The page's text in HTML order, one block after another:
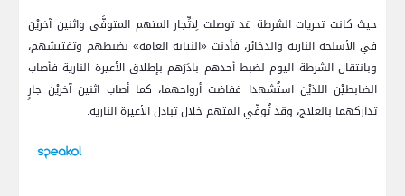
حيث كانت تحريات الشرطة قد توصلت لِاتِّجار المتهم المتوفَّى واثنين آخريْن
في الأسلحة النارية والذخائر، فأذنت «النيابة العامة» بضبطهم وتفتيشهم،
وبانتقال الشرطة اليوم لضبط أحدهم بادَرَهم بإطلاق الأعيرة النارية فأصاب
الضابطيْن اللذيْن استُشهدا ففاضت أرواحهما، كما أصاب اثنين آخريْن جارٍ
تداركهما بالعلاج، وقد تُوفّي المتهم خلال تبادل الأعيرة النارية.